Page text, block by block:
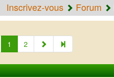
Inscrivez-vous Forum
1 2